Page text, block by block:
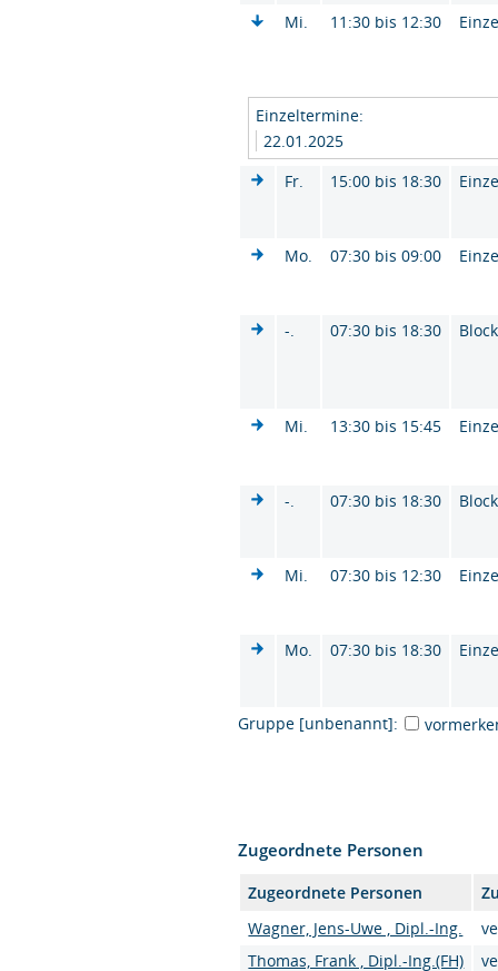
Mi. 11:30 bis 12:30
Einzeltermine:
22.01.2025
Fr.
15:00 bis 18:30
Mo. 07:30 bis 09:00
-. 07:30 bis 18:30 Block
Mi. 13:30 bis 15:45
-. 07:30 bis 18:30 Block
Mi. 07:30 bis 12:30
Mo. 07:30 bis 18:30
Gruppe [unbenannt]:
Zugeordnete Personen
Zugeordnete Personen
Wagner, Jens-Uwe , Dipl.-Ing.
Thomas, Frank , Dipl.-Ing.(FH)